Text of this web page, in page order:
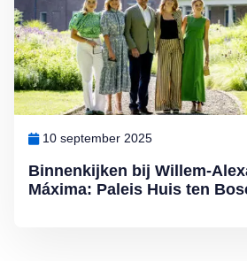
Binnenkijken bij Willem-
Máxima: Paleis Huis ten
10 september 2025